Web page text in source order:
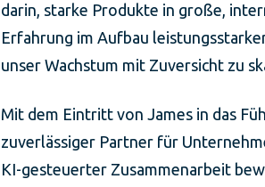
darin, starke Produkte in große,
Erfahrung im Aufbau
unser Wachstum mit Zuversicht zu
Mit dem Eintritt von James in das
zuverlässiger Partner für
KI-gesteuerter Zusammenarbeit